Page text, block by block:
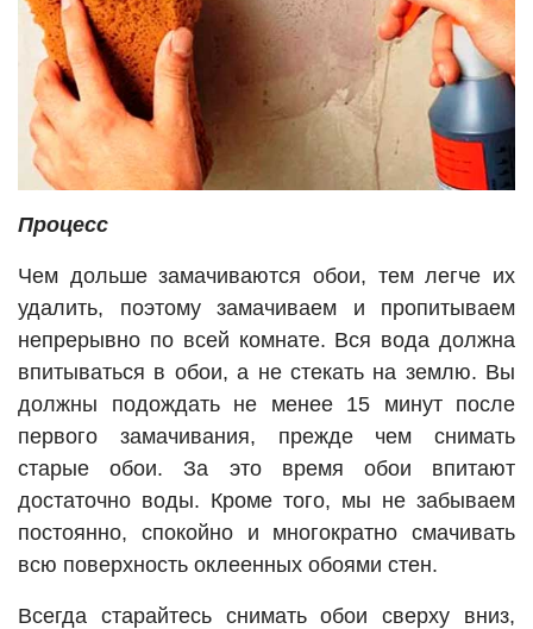
Процесс
Чем дольше замачиваются обои, тем легче их
удалить, поэтому замачиваем и пропитываем
непрерывно по всей комнате. Вся вода должна
впитываться в обои, а не стекать на землю. Вы
должны подождать не менее 15 минут после
первого замачивания, прежде чем снимать
старые обои. За это время обои впитают
достаточно воды. Кроме того, мы не забываем
постоянно, спокойно и многократно смачивать
всю поверхность оклеенных обоями стен.
Всегда старайтесь снимать обои сверху вниз,